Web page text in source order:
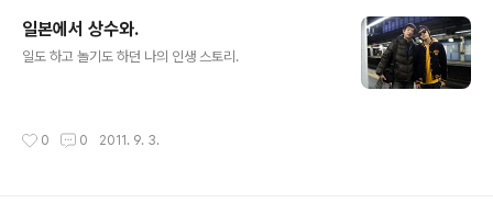
일본에서 상수와.
일도 하고 놀기도 하던 나의 인생 스토리.
0 0 2011. 9. 3.